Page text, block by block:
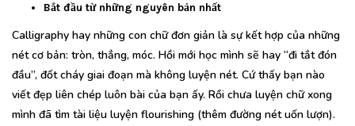
Bắt đầu từ những nguyên bản nhất
Calligraphy hay những con chữ đơn giản là sự kết hợp của những
nét cơ bản: tròn, thẳng, móc. Hồi mới học mình sẽ hay “đi tắt đón
đầu”, đốt cháy giai đoạn mà không luyện nét. Cứ thấy bạn nào
viết đẹp liên chép luôn bài của bạn ấy. Rồi chưa luyện chữ xong
mình đã tìm tài liệu luyện flourishing (thêm đường nét uốn lượn).